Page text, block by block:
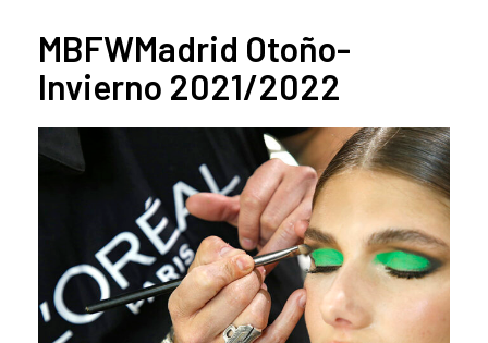
MBFWMadrid Otoño-
Invierno 2021/2022